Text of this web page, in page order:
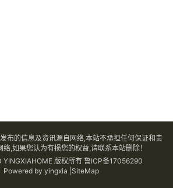
布的信息及资讯源自网络,本站不承担任何保证和责
,如果您认为有损您的权益,请联系本站删除！
版权所有 鲁ICP备17056290
Powered by yingxia |SiteMap